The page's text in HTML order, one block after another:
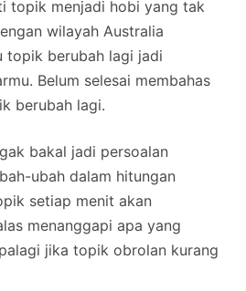
topik menjadi hobi yang tak
wilayah Australia
topik berubah lagi jadi
Belum selesai membahas
berubah lagi.
bakal jadi persoalan
ubah dalam hitungan
setiap menit akan
menanggapi apa yang
jika topik obrolan kurang